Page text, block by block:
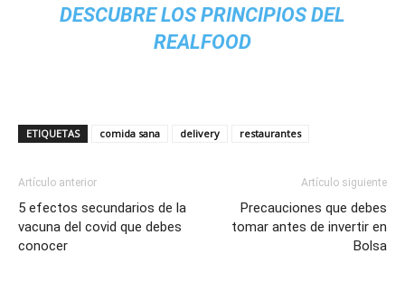
DESCUBRE LOS PRINCIPIOS DEL
REALFOOD
ETIQUETAS comida sana delivery restaurantes
Artículo anterior
5 efectos secundarios de la
vacuna del covid que debes
conocer
Artículo siguiente
Precauciones que debes
tomar antes de invertir en
Bolsa